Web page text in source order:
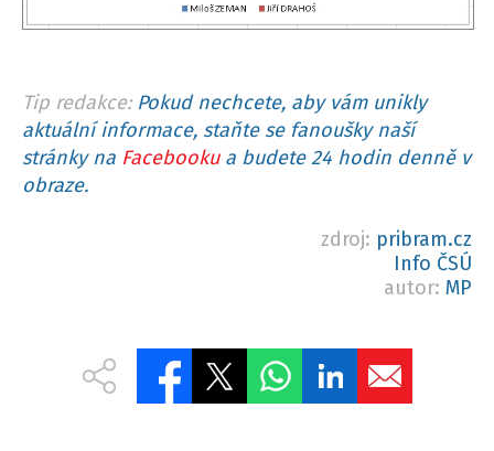
Tip redakce: Pokud nechcete, aby vám unikly
aktuální informace, staňte se fanoušky naší
stránky na Facebookua budete 24 hodin denně v
obraze.
zdroj: pribram.cz
Info ČSÚ
autor: MP